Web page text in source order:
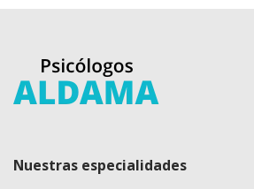
Nuestras especialidades